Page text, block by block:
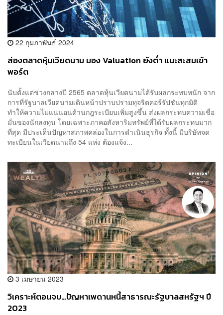
22 กุมภาพันธ์ 2024
ส่องตลาดหุ้นเวียดนาม มอง Valuation ยังต่ำ แนะสะสมเข้า
พอร์ต
นับตั้งแต่ช่วงกลางปี 2565 ตลาดหุ้นเวียดนามได้รับผลกระทบหนัก จาก
การที่รัฐบาลเวียดนามเดินหน้าปราบปรามทุจริตคอร์รัปชันทุกมิติ
ทำให้ความไม่แน่นอนด้านกฎระเบียบเพิ่มสูงขึ้น ส่งผลกระทบความเชื่อ
มั่นของนักลงทุน โดยเฉพาะภาคอสังหาริมทรัพย์ที่ได้รับผลกระทบมาก
ที่สุด มีประเด็นปัญหาสภาพคล่องในการดำเนินธุรกิจ ทั้งนี้ มีบริษัทจด
ทะเบียนในเวียดนามถึง 54 แห่ง ต้องแจ้ง...
3 เมษายน 2023
วิเคราะห์ตอนจบ…ปัญหาเพดานหนี้สาธารณะรัฐบาลสหรัฐฯ ปี
2023